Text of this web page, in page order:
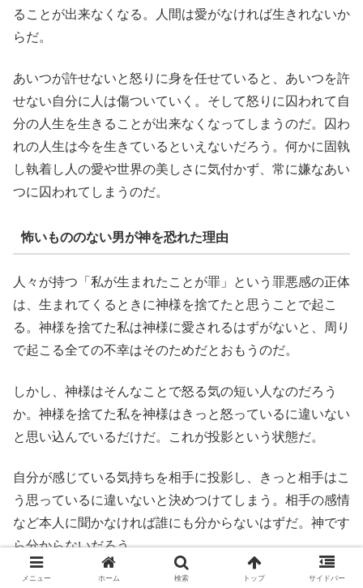
ることが出来なくなる。人間は愛がなければ生きれないか
らだ。
あいつが許せないと怒りに身を任せていると、あいつを許
せない自分に人は傷ついていく。そして怒りに囚われて自
分の人生を生きることが出来なくなってしまうのだ。囚わ
れの人生は今を生きているといえないだろう。何かに固執
し執着し人の愛や世界の美しさに気付かず、常に嫌なあい
つに囚われてしまうのだ。
怖いもののない男が神を恐れた理由
人々が持つ「私が生まれたことが罪」という罪悪感の正体
は、生まれてくるときに神様を捨てたと思うことで起こ
る。神様を捨てた私は神様に愛されるはずがないと、周り
で起こる全ての不幸はそのためだとおもうのだ。
しかし、神様はそんなことで怒る気の短い人なのだろう
か。神様を捨てた私を神様はきっと怒っているに違いない
と思い込んでいるだけだ。これが投影という状態だ。
自分が感じている気持ちを相手に投影し、きっと相手はこ
う思っているに違いないと決めつけてしまう。相手の感情
など本人に聞かなければ誰にも分からないはずだ。神です
ら分からないだろう。
メニュー ホーム 検索 トップ サイドバー